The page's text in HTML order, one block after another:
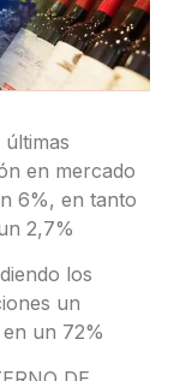
en mercado
6%, en tanto
2,7%
los
un
un 72%